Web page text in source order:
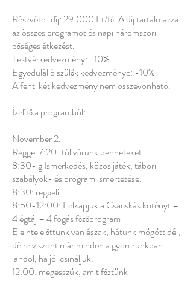
Részvételi díj: 29.000 Ft/fő. A díj tartalmazza
az összes programot és napi háromszori
bőséges étkezést.
Testvérkedvezmény: -10%
Egyedülálló szülők kedvezménye: -10%
A fenti két kedvezmény nem összevonható.
Ízelítő a programból:
November 2.
Reggel 7:20-tól várunk benneteket.
8:30-ig Ismerkedés, közös játék, tábori
szabályok- és program ismertetése.
8:30: reggeli.
8:50-12:00: Felkapjuk a Csacskás kötényt –
4 égtáj – 4 fogás főzőprogram
Eleinte előttünk van észak, hátunk mögött dél,
délre viszont már minden a gyomrunkban
landol, ha jól csináljuk.
12:00: megesszük, amit főztünk